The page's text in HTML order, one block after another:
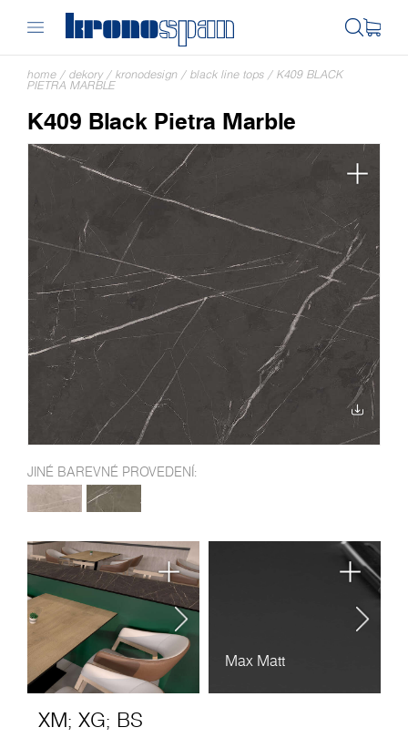
home / dekory / kronodesign / black line tops / K409 BLACK
PIETRA MARBLE
K409 Black Pietra Marble
JINÉ BAREVNÉ PROVEDENÍ:
Max Matt
XM; XG; BS